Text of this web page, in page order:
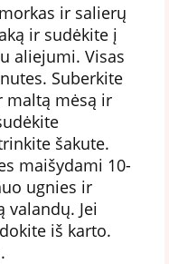
ir salierų
ir sudėkite į
aliejumi. Visas
Suberkite
maltą mėsą ir
šakute.
maišydami 10-
ugnies ir
valandų. Jei
iš karto.